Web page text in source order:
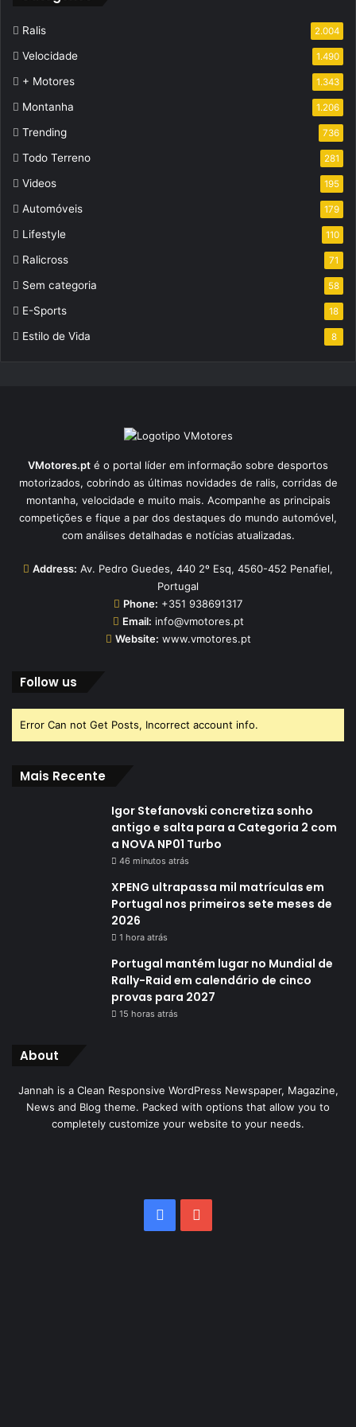
Ralis 2.004
Velocidade 1.490
+ Motores 1.343
Montanha 1.206
Trending 736
Todo Terreno 281
Videos 195
Automóveis 179
Lifestyle 110
Ralicross 71
Sem categoria 58
E-Sports 18
Estilo de Vida 8
VMotores.pt é o portal líder em informação sobre desportos
motorizados, cobrindo as últimas novidades de ralis, corridas de
montanha, velocidade e muito mais. Acompanhe as principais
competições e fique a par dos destaques do mundo automóvel,
com análises detalhadas e notícias atualizadas.
Address: Av. Pedro Guedes, 440 2º Esq, 4560-452 Penafiel,
Portugal
Phone: +351 938691317
Email: info@vmotores.pt
Website: www.vmotores.pt
Follow us
Error Can not Get Posts, Incorrect account info.
Mais Recente
Igor Stefanovski concretiza sonho
antigo e salta para a Categoria 2 com
a NOVA NP01 Turbo
46 minutos atrás
XPENG ultrapassa mil matrículas em
Portugal nos primeiros sete meses de
2026
1 hora atrás
Portugal mantém lugar no Mundial de
Rally-Raid em calendário de cinco
provas para 2027
15 horas atrás
About
Jannah is a Clean Responsive WordPress Newspaper, Magazine,
News and Blog theme. Packed with options that allow you to
completely customize your website to your needs.
Facebook